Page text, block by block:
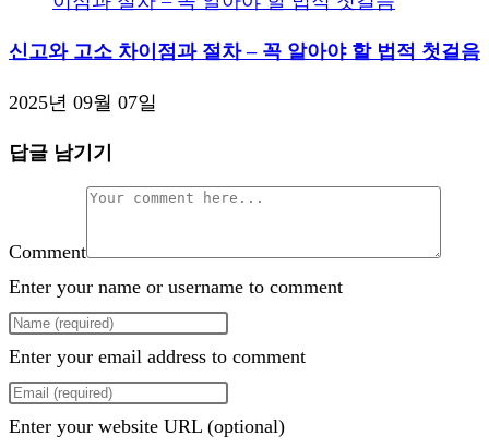
신고와 고소 차이점과 절차 – 꼭 알아야 할 법적 첫걸음
2025년 09월 07일
답글 남기기
Comment
Enter your name or username to comment
Enter your email address to comment
Enter your website URL (optional)